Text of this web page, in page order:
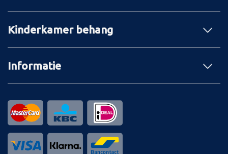
Kinderkamer behang
Informatie